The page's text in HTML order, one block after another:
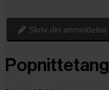
Skriv din anmeldelse
Popnittetang